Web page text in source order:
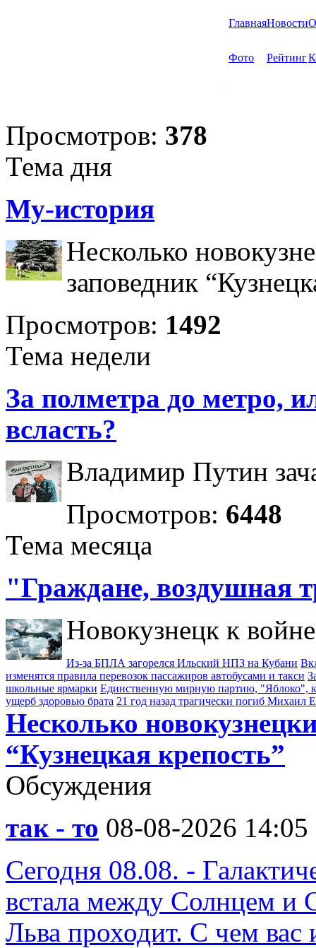
ГлавнаяНовости
Фото Рейтинг
Просмотров: 378
Тема дня
Му-история
Несколько
заповедник
Просмотров: 1492
Тема недели
За полметра до метро,
всласть?
Владимир Путин
Просмотров: 6448
Тема месяца
"Граждане, воздушная
Новокузнецк к
Из-за БПЛА загорелся Ильский НПЗ на Кубани
изменятся правила перевозок пассажиров автобусами и такси
школьные ярмарки Единственную мирную партию, "Яблоко",
ущерб здоровью брата 21 год назад трагически погиб Михаил
Несколько
“Кузнецкая крепость”
Обсуждения
так - то 08-08-2026 14:05
Сегодня 08.08. -
встала между Солнцем и
Льва проходит. С чем вас